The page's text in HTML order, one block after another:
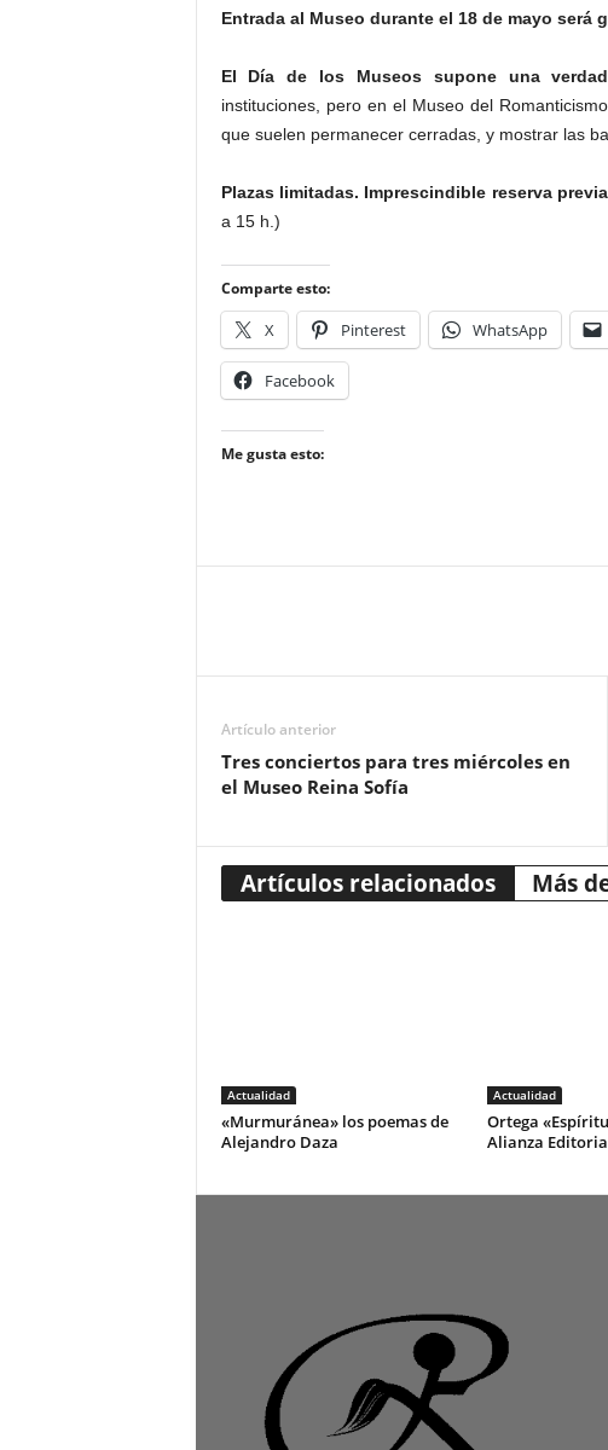
Entrada al Museo durante el 18 de mayo será
El Día de los Museos supone una
instituciones, pero en el Museo del
que suelen permanecer cerradas, y mostrar las
Plazas limitadas. Imprescindible reserva previa
a 15 h.)
Comparte esto:
X Pinterest WhatsApp
Facebook
Me gusta esto:
Artículo anterior
Tres conciertos para tres miércoles en
el Museo Reina Sofía
Artículos relacionados Más
Actualidad
«Murmuránea» los poemas de
Alejandro Daza
Actualidad
Ortega
Alianza